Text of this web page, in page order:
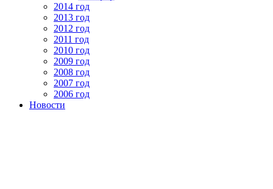
2014 год
2013 год
2012 год
2011 год
2010 год
2009 год
2008 год
2007 год
2006 год
Новости